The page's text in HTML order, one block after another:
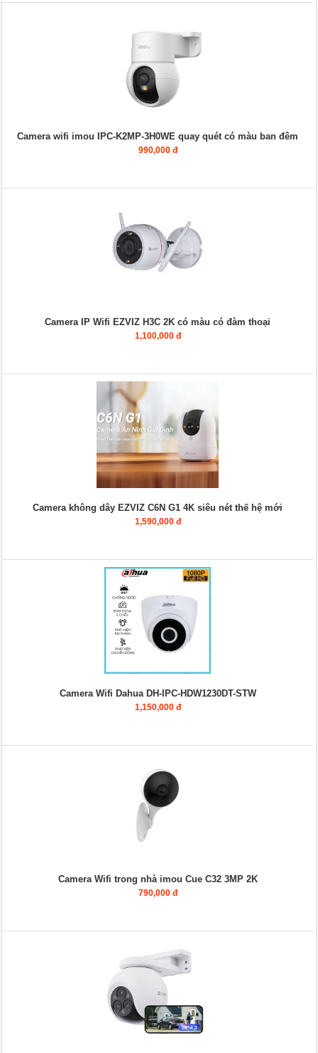
Camera wifi imou IPC-K2MP-3H0WE quay quét có màu ban đêm
990,000 đ
Camera IP Wifi EZVIZ H3C 2K có màu có đàm thoại
1,100,000 đ
Camera không dây EZVIZ C6N G1 4K siêu nét thế hệ mới
1,590,000 đ
Camera Wifi Dahua DH-IPC-HDW1230DT-STW
1,150,000 đ
Camera Wifi trong nhà imou Cue C32 3MP 2K
790,000 đ